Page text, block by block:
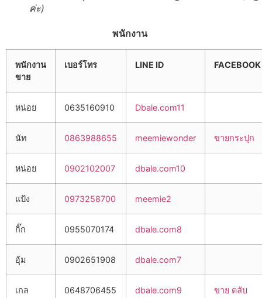
ค่ะ)
พนักงาน
พนักงาน
ขาย
เบอร์โทร LINE ID FACEBOOK
หน่อย 0635160910 Dbale.com11
นัท 0863988655 meemiewonder ขายกระปุก
หน่อย 0902102007 dbale.com10
แป้ง 0973258700 meemie2
กิ๊ก 0955070174 dbale.com8
อุ้ม 0902651908 dbale.com7
เกล 0648706455 dbale.com9 ขาย ตลับ